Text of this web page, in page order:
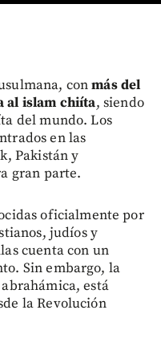
conmás del
al islam chiíta, siendo
del mundo. Los
en las
Pakistán y
gran parte.
oficialmente por
judíos y
cuenta con un
Sin embargo, la
está
la Revolución